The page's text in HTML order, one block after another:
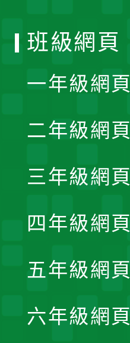
班級網頁
一年級網頁
二年級網頁
三年級網頁
四年級網頁
五年級網頁
六年級網頁